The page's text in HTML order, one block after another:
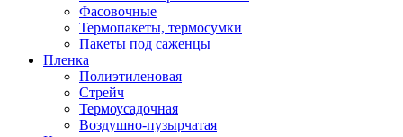
Фасовочные
Термопакеты, термосумки
Пакеты под саженцы
Пленка
Полиэтиленовая
Стрейч
Термоусадочная
Воздушно-пузырчатая